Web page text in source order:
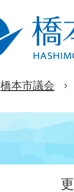
橋本市議会